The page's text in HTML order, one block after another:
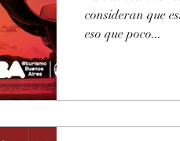
consideran que
eso que poco...